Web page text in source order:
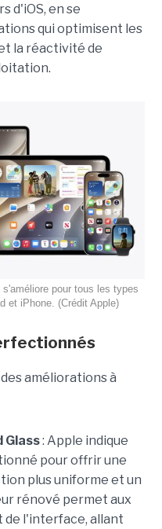
d'iOS, en se
qui optimisent les
la réactivité de
pour tous les types
et iPhone. (Crédit Apple)
améliorations à
Glass: Apple indique
pour offrir une
plus uniforme et un
rénové permet aux
de l'interface, allant